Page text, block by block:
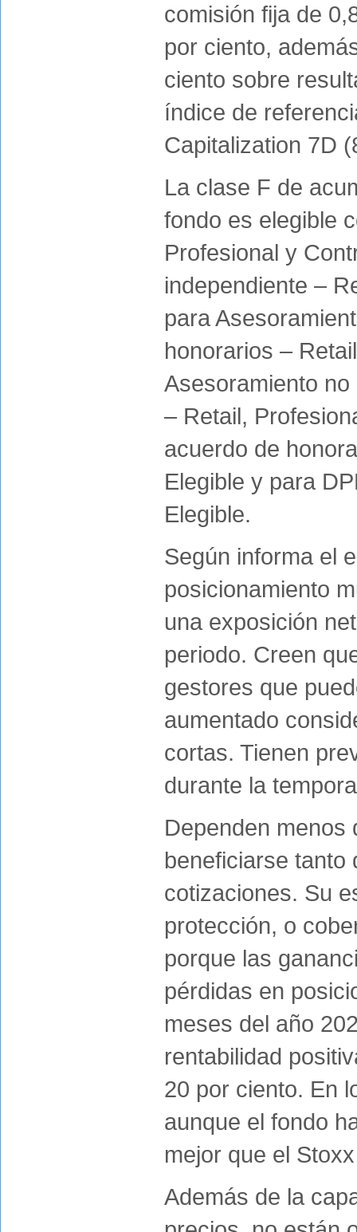
comisión fija de
por ciento,
ciento sobre
índice de
Capitalization 7D
La clase F de
fondo es elegible
Profesional y
independiente –
para
honorarios –
Asesoramiento
– Retail,
acuerdo de
Elegible y para
Elegible.
Según informa el
posicionamiento
una exposición
periodo. Creen
gestores que
aumentado
cortas. Tienen
durante la
Dependen menos
beneficiarse tanto
cotizaciones. Su
protección, o
porque las
pérdidas en
meses del año
rentabilidad
20 por ciento. En
aunque el fondo
mejor que el
Además de la